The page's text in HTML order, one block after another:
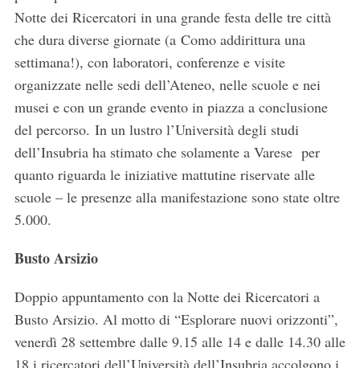
Notte dei Ricercatori in una grande festa delle tre città
che dura diverse giornate (a Como addirittura una
settimana!), con laboratori, conferenze e visite
organizzate nelle sedi dell’Ateneo, nelle scuole e nei
musei e con un grande evento in piazza a conclusione
del percorso. In un lustro l’Università degli studi
dell’Insubria ha stimato che solamente a Varese per
quanto riguarda le iniziative mattutine riservate alle
scuole – le presenze alla manifestazione sono state oltre
5.000.
Busto Arsizio
Doppio appuntamento con la Notte dei Ricercatori a
Busto Arsizio. Al motto di “Esplorare nuovi orizzonti”,
venerdì 28 settembre dalle 9.15 alle 14 e dalle 14.30 alle